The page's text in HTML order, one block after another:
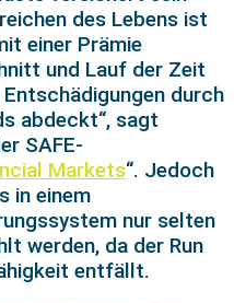
des Lebens ist
einer Prämie
und Lauf der Zeit
durch
abdeckt“, sagt
SAFE-
Markets“. Jedoch
in einem
nur selten
werden, da der Run
entfällt.